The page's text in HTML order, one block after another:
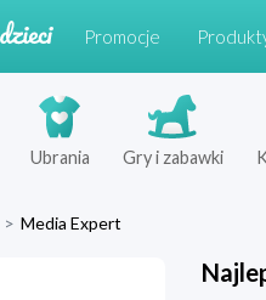
Promocje
Ubrania Gry i zabawki
> Media Expert